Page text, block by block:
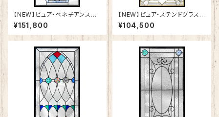
【NEW】ピュア・ベネチアンステ
ンドグラスSH-VA03
¥151,800
【NEW】ピュア・ステンドグラスS
H-A50
¥104,500